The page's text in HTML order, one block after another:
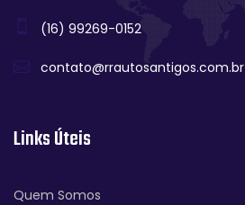
(16) 99269-0152
contato@rrautosantigos.com.br
Links Úteis
Quem Somos